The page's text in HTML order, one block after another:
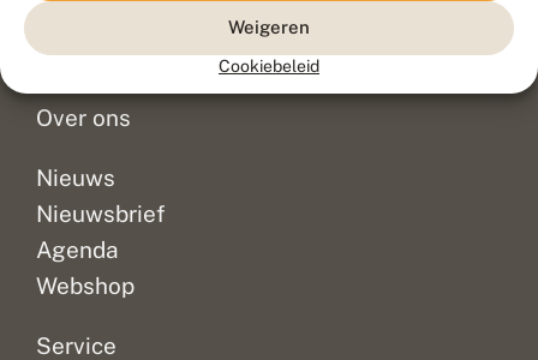
Weigeren
Cookiebeleid
Doneer
Over ons
Nieuws
Nieuwsbrief
Agenda
Webshop
Service